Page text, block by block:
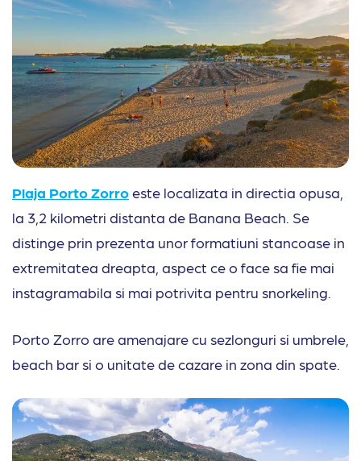
Plaja Porto Zorroeste localizata in directia opusa,
la 3,2 kilometri distanta de Banana Beach. Se
distinge prin prezenta unor formatiuni stancoase in
extremitatea dreapta, aspect ce o face sa fie mai
instagramabila si mai potrivita pentru snorkeling.
Porto Zorro are amenajare cu sezlonguri si umbrele,
beach bar si o unitate de cazare in zona din spate.